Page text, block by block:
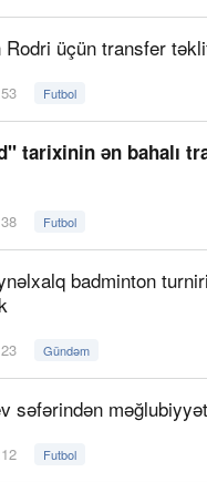
Rodri üçün transfer
Futbol
tarixinin ən bahalı
Futbol
badminton
Gündəm
səfərindən
Futbol